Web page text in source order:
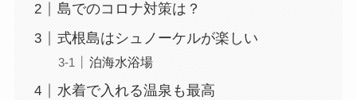
島でのコロナ対策は？
式根島はシュノーケルが楽しい
泊海水浴場
水着で入れる温泉も最高